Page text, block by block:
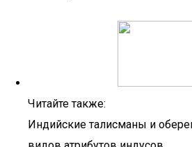
Читайте также:
Индийские талисманы и